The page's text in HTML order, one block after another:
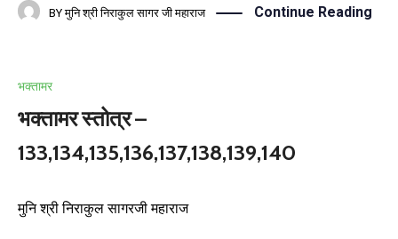
BY मुनि श्री निराकुल सागर जी महाराज Continue Reading
भक्तामर
भक्तामर स्तोत्र –
133,134,135,136,137,138,139,140
मुनि श्री निराकुल सागरजी महाराज